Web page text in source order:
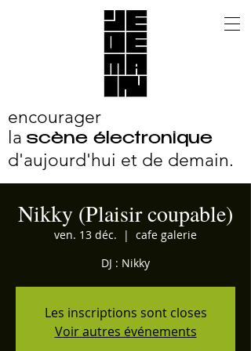
encourager
la scène électronique
d'aujourd'hui et de demain.
Nikky (Plaisir coupable)
ven. 13 déc.
  |
cafe galerie
DJ : Nikky
Les inscriptions sont closes
Voir autres événements